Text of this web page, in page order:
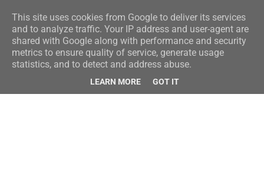
This site uses cookies from Google to deliver its services
and to analyze traffic. Your IP address and user-agent are
shared with Google along with performance and security
metrics to ensure quality of service, generate usage
statistics, and to detect and address abuse.
LEARN MORE GOT IT